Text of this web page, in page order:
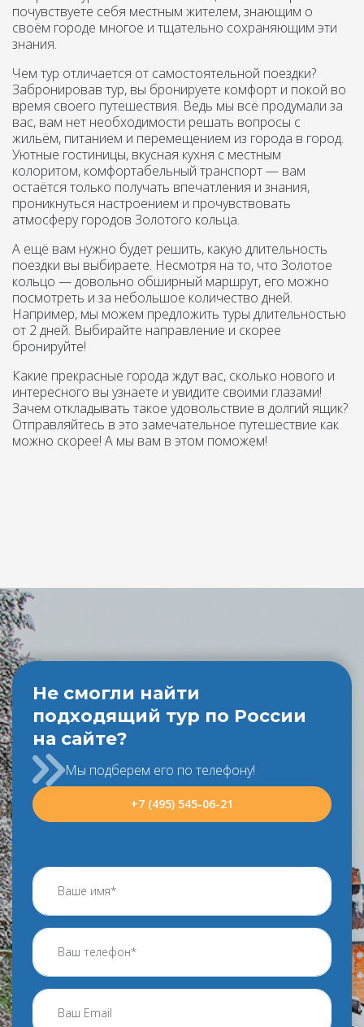
почувствуете себя местным жителем, знающим о
своём городе многое и тщательно сохраняющим эти
знания.
Чем тур отличается от самостоятельной поездки?
Забронировав тур, вы бронируете комфорт и покой во
время своего путешествия. Ведь мы всё продумали за
вас, вам нет необходимости решать вопросы с
жильём, питанием и перемещением из города в город.
Уютные гостиницы, вкусная кухня с местным
колоритом, комфортабельный транспорт — вам
остаётся только получать впечатления и знания,
проникнуться настроением и прочувствовать
атмосферу городов Золотого кольца.
А ещё вам нужно будет решить, какую длительность
поездки вы выбираете. Несмотря на то, что Золотое
кольцо — довольно обширный маршрут, его можно
посмотреть и за небольшое количество дней.
Например, мы можем предложить туры длительностью
от 2 дней. Выбирайте направление и скорее
бронируйте!
Какие прекрасные города ждут вас, сколько нового и
интересного вы узнаете и увидите своими глазами!
Зачем откладывать такое удовольствие в долгий ящик?
Отправляйтесь в это замечательное путешествие как
можно скорее! А мы вам в этом поможем!
Не смогли найти
подходящий тур по России
на сайте?
Мы подберем его по телефону!
+7 (495) 545-06-21